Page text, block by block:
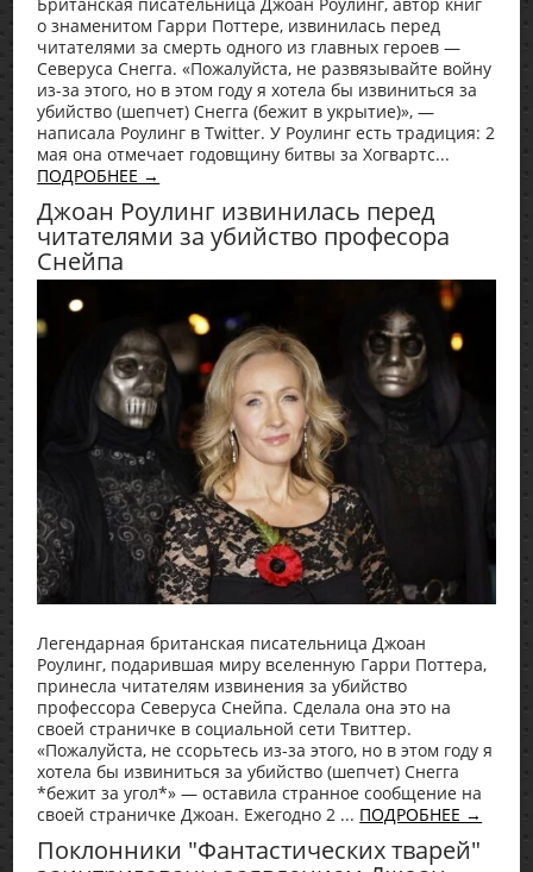
о знаменитом Гарри Поттере, извинилась перед
читателями за смерть одного из главных героев —
Северуса Снегга. «Пожалуйста, не развязывайте войну
из-за этого, но в этом году я хотела бы извиниться за
убийство (шепчет) Снегга (бежит в укрытие)», —
написала Роулинг в Twitter. У Роулинг есть традиция: 2
мая она отмечает годовщину битвы за Хогвартс...
ПОДРОБНЕЕ →
Джоан Роулинг извинилась перед
читателями за убийство професора
Снейпа
Легендарная британская писательница Джоан
Роулинг, подарившая миру вселенную Гарри Поттера,
принесла читателям извинения за убийство
профессора Северуса Снейпа. Сделала она это на
своей страничке в социальной сети Твиттер.
«Пожалуйста, не ссорьтесь из-за этого, но в этом году я
хотела бы извиниться за убийство (шепчет) Снегга
*бежит за угол*» — оставила странное сообщение на
своей страничке Джоан. Ежегодно 2 ... ПОДРОБНЕЕ →
Поклонники "Фантастических тварей"